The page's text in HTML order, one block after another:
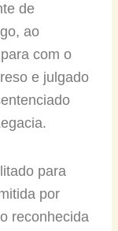
de
ao
com o
e julgado
para
por
reconhecida